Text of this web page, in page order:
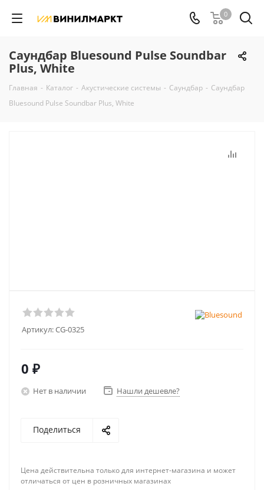
0
Саундбар Bluesound Pulse Soundbar
Plus, White
Главная - Каталог - Акустические системы - Саундбар - Саундбар
Bluesound Pulse Soundbar Plus, White
Артикул:CG-0325
0 ₽
Нет в наличии Нашли дешевле?
Поделиться
Цена действительна только для интернет-магазина и может
отличаться от цен в розничных магазинах